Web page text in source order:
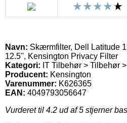
Navn: Skærmfilter, Dell Latitude
12.5'', Kensington Privacy Filter
Kategori: IT Tilbehør > Tilbehør
Producent: Kensington
Varenummer: K626365
EAN: 4049793056647
Vurderet til 4.2 ud af 5 stjerner